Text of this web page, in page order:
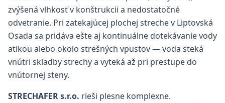
zvýšená vlhkosť v konštrukcii a nedostatočné
odvetranie. Pri zatekajúcej plochej streche v Liptovská
Osada sa pridáva ešte aj kontinuálne dotekávanie vody
atikou alebo okolo strešných vpustov — voda steká
vnútri skladby strechy a vyteká až pri prestupe do
vnútornej steny.
STRECHAFER s.r.o. rieši plesne komplexne.